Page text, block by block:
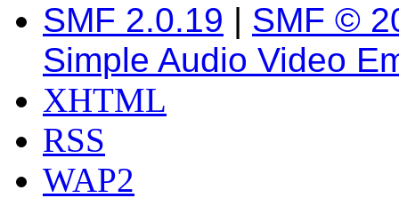
SMF 2.0.19 | SMF ©
Simple Audio Video
XHTML
RSS
WAP2